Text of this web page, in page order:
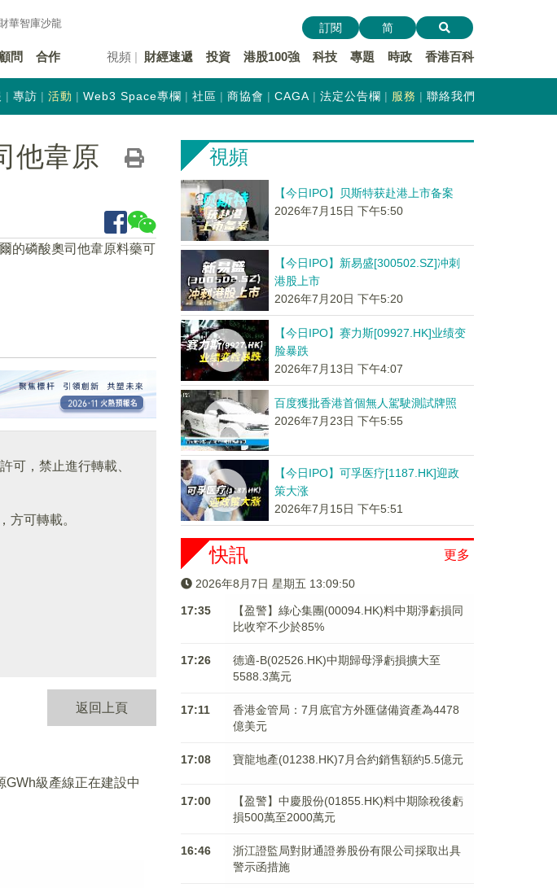
財華智庫沙龍
顧問 合作 視頻 財經速遞 投資 港股100強 科技 專題 時政 香港百科
訂閱 简
專訪 活動 Web3 Space專欄 社區 商協會 CAGA 法定公告欄 服務 聯絡我們
他韋原
的磷酸奧司他韋原料藥可
可，禁止進行轉載、
方可轉載。
返回上頁
GWh級產線正在建設中
視頻
【今日IPO】贝斯特获赴港上市备案
2026年7月15日 下午5:50
【今日IPO】新易盛[300502.SZ]冲刺
港股上市
2026年7月20日 下午5:20
【今日IPO】赛力斯[09927.HK]业绩变
脸暴跌
2026年7月13日 下午4:07
百度獲批香港首個無人駕駛測試牌照
2026年7月23日 下午5:55
【今日IPO】可孚医疗[1187.HK]迎政
策大涨
2026年7月15日 下午5:51
更多
快訊
2026年8月7日 星期五 13:09:51
17:35
【盈警】綠心集團(00094.HK)料中期淨虧損同
比收窄不少於85%
17:26
德適-B(02526.HK)中期歸母淨虧損擴大至
5588.3萬元
17:11
香港金管局：7月底官方外匯儲備資產為4478
億美元
17:08 寶龍地產(01238.HK)7月合約銷售額約5.5億元
17:00
【盈警】中慶股份(01855.HK)料中期除稅後虧
損500萬至2000萬元
16:46
浙江證監局對財通證券股份有限公司採取出具
警示函措施